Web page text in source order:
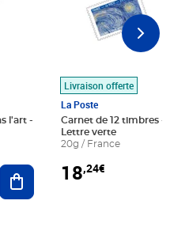
l'art -
Ajouter au panier
Livraison offerte
La Poste
Carnet de 12 timbres - Le
Lettre verte
20g / France
18,24€